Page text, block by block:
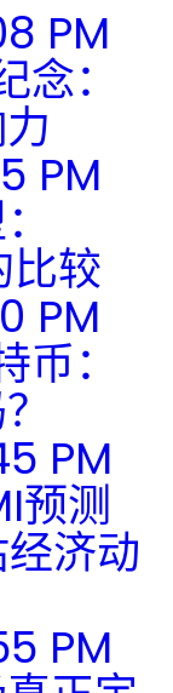
PM
：
PM
比较
PM
：
PM
预测
济动
PM